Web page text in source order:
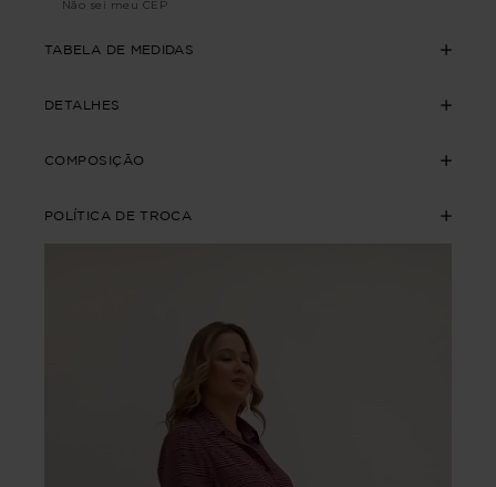
Não sei meu CEP
TABELA DE MEDIDAS
DETALHES
COMPOSIÇÃO
POLÍTICA DE TROCA